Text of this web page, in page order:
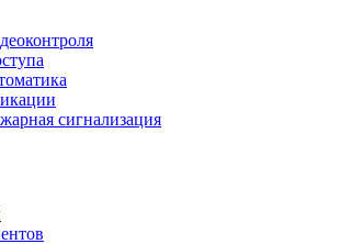
сигнализация